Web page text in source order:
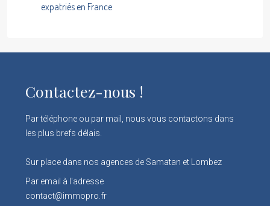
expatriés en France
Contactez-nous !
Par téléphone ou par mail, nous vous contactons dans
les plus brefs délais.
Sur place dans nos agences de Samatan et Lombez
Par email à l'adresse
contact@immopro.fr